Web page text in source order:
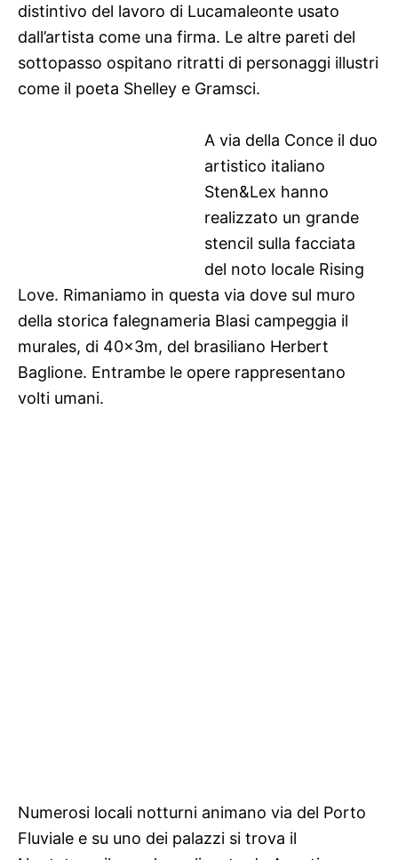
distintivo del lavoro di Lucamaleonte usato
dall’artista come una firma. Le altre pareti del
sottopasso ospitano ritratti di personaggi illustri
come il poeta Shelley e Gramsci.
A via della Conce il duo
artistico italiano
Sten&Lex hanno
realizzato un grande
stencil sulla facciata
del noto locale Rising
Love. Rimaniamo in questa via dove sul muro
della storica falegnameria Blasi campeggia il
murales, di 40x3m, del brasiliano Herbert
Baglione. Entrambe le opere rappresentano
volti umani.
Numerosi locali notturni animano via del Porto
Fluviale e su uno dei palazzi si trova il